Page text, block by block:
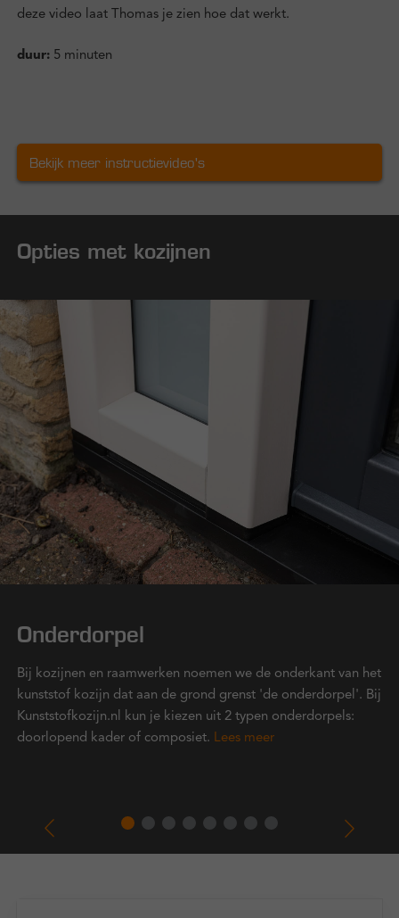
deze video laat Thomas je zien hoe dat werkt.
duur:5 minuten
Bekijk meer instructievideo's
Opties met kozijnen
Onderdorpel
Bij kozijnen en raamwerken noemen we de onderkant van het
kunststof kozijn dat aan de grond grenst 'de onderdorpel'. Bij
Kunststofkozijn.nl kun je kiezen uit 2 typen onderdorpels:
doorlopend kader of composiet. Lees meer